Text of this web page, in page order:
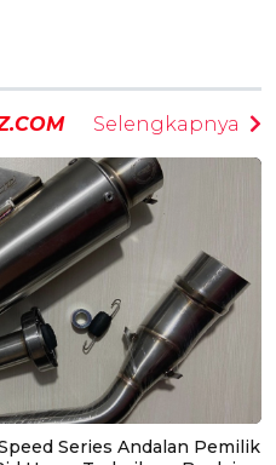
Selengkapnya
Series Andalan Pemilik